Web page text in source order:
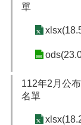
單
112年2月公
名單